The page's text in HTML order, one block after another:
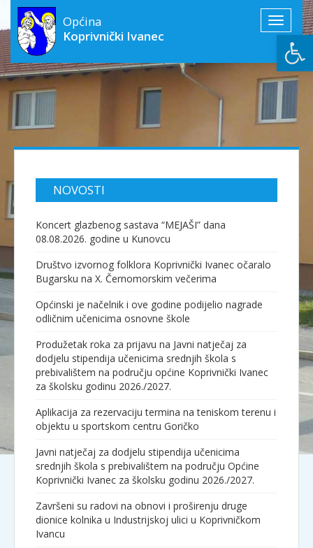
Toggle
Općina
Koprivnički Ivanec
NOVOSTI
Koncert glazbenog sastava “MEJAŠI” dana
08.08.2026. godine u Kunovcu
Društvo izvornog folklora Koprivnički Ivanec očaralo
Bugarsku na X. Černomorskim večerima
Općinski je načelnik i ove godine podijelio nagrade
odličnim učenicima osnovne škole
Produžetak roka za prijavu na Javni natječaj za
dodjelu stipendija učenicima srednjih škola s
prebivalištem na području općine Koprivnički Ivanec
za školsku godinu 2026./2027.
Aplikacija za rezervaciju termina na teniskom terenu i
objektu u sportskom centru Goričko
Javni natječaj za dodjelu stipendija učenicima
srednjih škola s prebivalištem na području Općine
Koprivnički Ivanec za školsku godinu 2026./2027.
Završeni su radovi na obnovi i proširenju druge
dionice kolnika u Industrijskoj ulici u Koprivničkom
Ivancu